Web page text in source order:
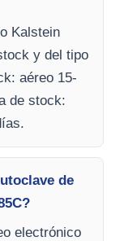
Kalstein
y del tipo
aéreo 15-
de stock:
de
electrónico